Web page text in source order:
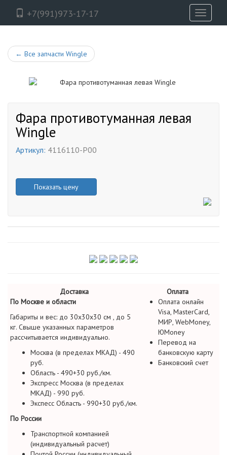
+7(991)973-17-17
Toggle
← Все запчасти Wingle
Фара противотуманная левая
Wingle
Артикул: 4116110-P00
Показать цену
Доставка
Оплата
По Москве и области
Габариты и вес: до 30х30х30 см , до 5
кг. Свыше указанных параметров
рассчитывается индивидуально.
Москва (в пределах МКАД) - 490
руб.
Область - 490+30 руб./км.
Экспресс Москва (в пределах
МКАД) - 990 руб.
Экспесс Область - 990+30 руб./км.
По России
Транспортной компанией
(индивидуальный расчет)
Оплата онлайн
Visa, MasterCard,
МИР, WebMoney,
ЮMoney
Перевод на
банковскую карту
Банковский счет